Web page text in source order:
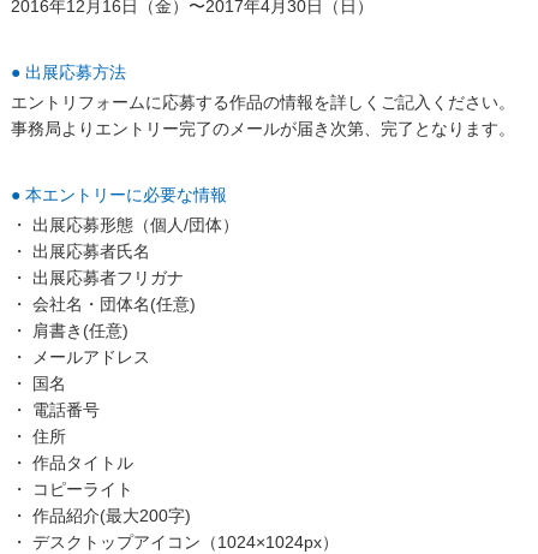
2016年12月16日（金）〜2017年4月30日（日）
● 出展応募方法
エントリフォームに応募する作品の情報を詳しくご記入ください。
事務局よりエントリー完了のメールが届き次第、完了となります。
● 本エントリーに必要な情報
・ 出展応募形態（個人/団体）
・ 出展応募者氏名
・ 出展応募者フリガナ
・ 会社名・団体名(任意)
・ 肩書き(任意)
・ メールアドレス
・ 国名
・ 電話番号
・ 住所
・ 作品タイトル
・ コピーライト
・ 作品紹介(最大200字)
・ デスクトップアイコン（1024×1024px）